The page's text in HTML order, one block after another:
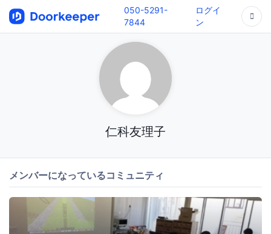
050-5291-
7844
ログイ
ン
仁科友理子
メンバーになっているコミュニティ